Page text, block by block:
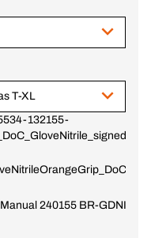
T-XL
132155-
240155 BR-GDNIT-